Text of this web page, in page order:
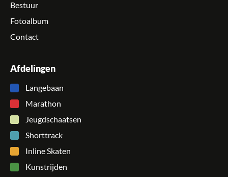
Bestuur
Fotoalbum
Contact
Afdelingen
Langebaan
Marathon
Jeugdschaatsen
Shorttrack
Inline Skaten
Kunstrijden